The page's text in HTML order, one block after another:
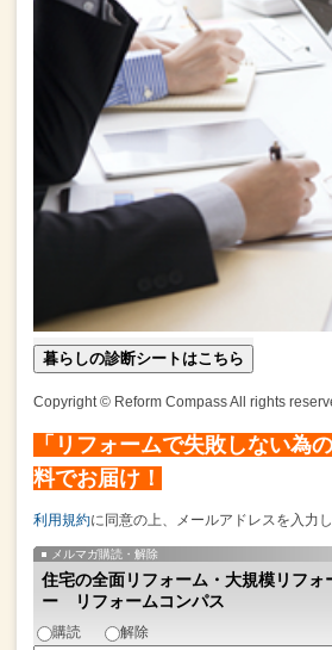
暮らしの診断シートはこちら
Copyright © Reform Compass All rights
「リフォームで失敗しない為
料でお届け！
利用規約に同意の上、メールアドレスを入力
メルマガ購読・解除
住宅の全面リフォーム・大規模リフォ
ー リフォームコンパス
購読 解除